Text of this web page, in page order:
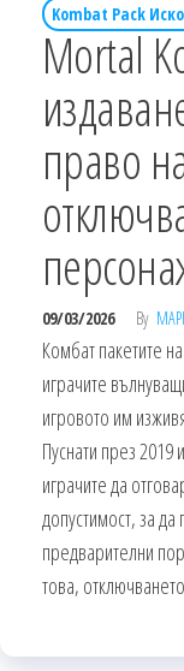
Kombat Pack
Mortal
право
09/03/2026 By
Комбат пакетите
играчите
игровото им
Пуснати през 2019
играчите да
допустимост, за да
предварителни
това,